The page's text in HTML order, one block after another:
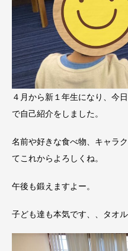
４月から新１年生になり、今
で自己紹介をしました。
名前や好きな食べ物、キャラ
てこれからよろしくね。
午後も鍛えますよー。
子ども達も本気です、、タオル